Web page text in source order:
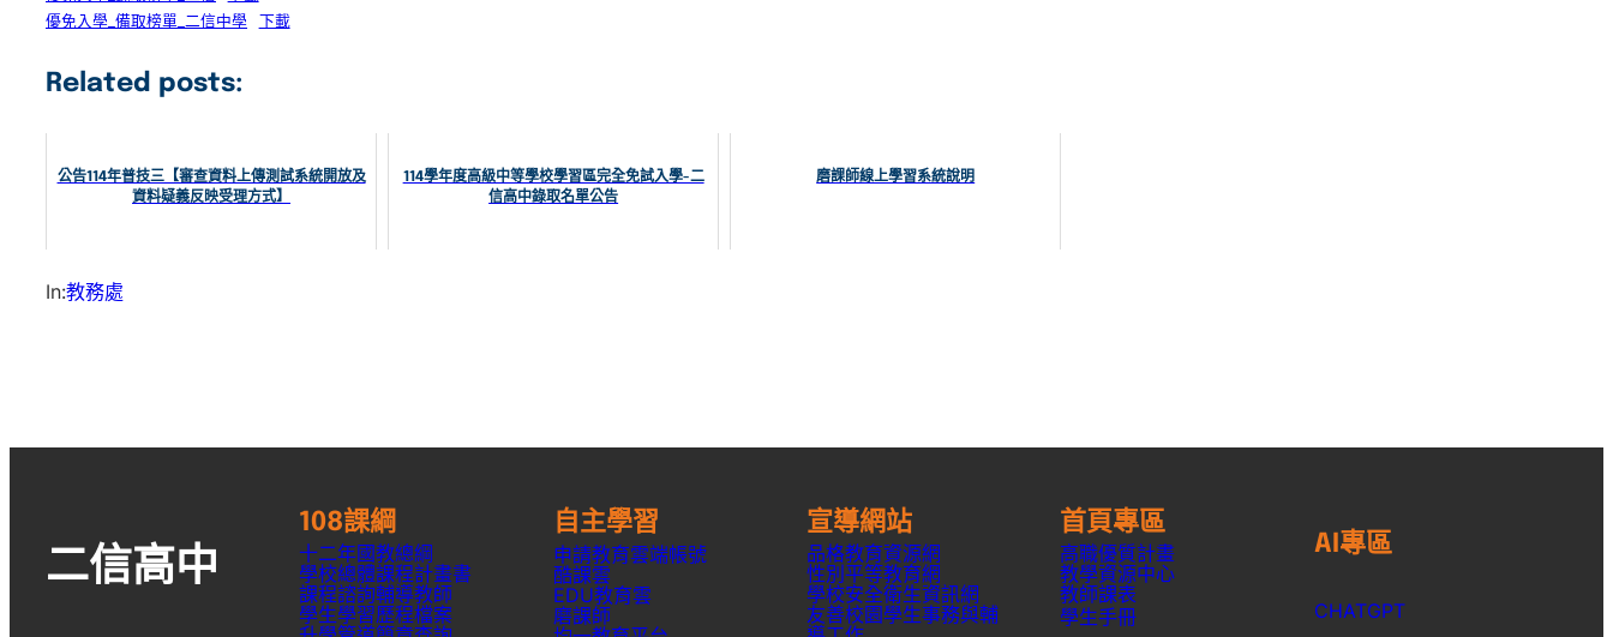
優免入學_備取榜單_二信中學
下載
Related posts:
公告114年普技三【審查資料上傳測試系統開放及
資料疑義反映受理方式】
114學年度高級中等學校學習區完全免試入學-二
信高中錄取名單公告
磨課師線上學習系統說明
In:教務處
二信高中
108課綱
十二年國教總綱
學校總體課程計畫書
課程諮詢輔導教師
學生學習歷程檔案
自主學習
申請教育雲端帳號
酷課雲
EDU教育雲
磨課師
宣導網站
品格教育資源網
性別平等教育網
學校安全衛生資訊網
友善校園學生事務與輔
首頁專區
高職優質計畫
教學資源中心
教師課表
學生手冊
AI專區
CHATGPT